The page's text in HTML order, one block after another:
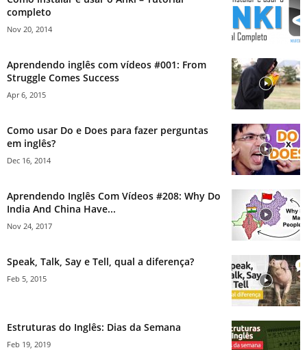
completo
Nov 20, 2014
Aprendendo inglês com vídeos #001: From
Struggle Comes Success
Apr 6, 2015
Como usar Do e Does para fazer perguntas
em inglês?
Dec 16, 2014
Aprendendo Inglês Com Vídeos #208: Why Do
India And China Have...
Nov 24, 2017
Speak, Talk, Say e Tell, qual a diferença?
Feb 5, 2015
Estruturas do Inglês: Dias da Semana
Feb 19, 2019